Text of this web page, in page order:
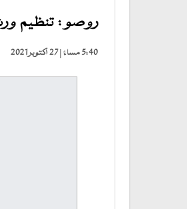
روصو : تنظيم
5:40 مساءً | 27 أكتوبر 2021